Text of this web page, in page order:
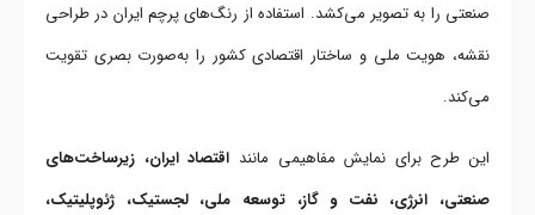
صنعتی را به تصویر می‌کشد. استفاده از رنگ‌های پرچم ایران در طراحی
نقشه، هویت ملی و ساختار اقتصادی کشور را به‌صورت بصری تقویت
می‌کند.
این طرح برای نمایش مفاهیمی مانند اقتصاد ایران، زیرساخت‌های
صنعتی، انرژی، نفت و گاز، توسعه ملی، لجستیک، ژئوپلیتیک،